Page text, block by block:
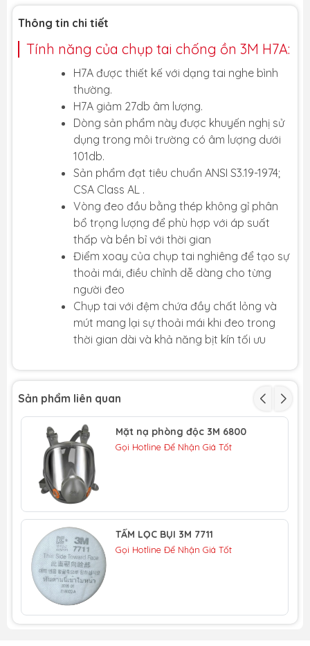
Thông tin chi tiết
Tính năng của chụp tai chống ồn 3M H7A:
H7A được thiết kế với dạng tai nghe bình
thường.
H7A giảm 27db âm lượng.
Dòng sản phẩm này được khuyến nghị sử
dụng trong môi trường có âm lượng dưới
101db.
Sản phẩm đạt tiêu chuẩn ANSI S3.19-1974;
CSA Class AL .
Vòng đeo đầu bằng thép không gỉ phân
bổ trọng lượng để phù hợp với áp suất
thấp và bền bỉ với thời gian
Điểm xoay của chụp tai nghiêng để tạo sự
thoải mái, điều chỉnh dễ dàng cho từng
người đeo
Chụp tai với đệm chứa đầy chất lỏng và
mút mang lại sự thoải mái khi đeo trong
thời gian dài và khả năng bịt kín tối ưu
Sản phẩm liên quan
Mặt nạ phòng độc 3M 6800
Gọi Hotline Để Nhận Giá Tốt
TẤM LỌC BỤI 3M 7711
Gọi Hotline Để Nhận Giá Tốt